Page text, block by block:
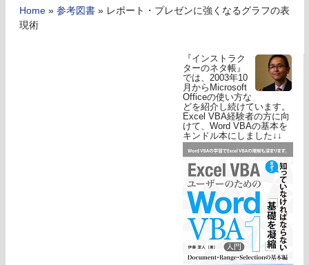
Home » 参考図書 » レポート・プレゼンに強くなるグラフの表
現術
『インストラク
ターのネタ帳』
では、2003年10
月からMicrosoft
Officeの使い方な
どを紹介し続けています。
Excel VBA経験者の方に向
けて、Word VBAの基本を
キンドル本にしました↓↓